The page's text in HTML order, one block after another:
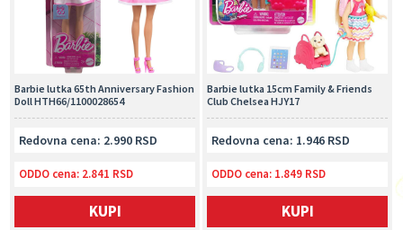
Barbie lutka 15cm Family & Friends
Club Chelsea HJY17
Redovna cena: 1.946 RSD
ODDO cena: 1.849 RSD
KUPI
Barbie lutka 65th Anniversary Fashion
Doll HTH66/1100028654
Redovna cena: 2.990 RSD
ODDO cena: 2.841 RSD
KUPI